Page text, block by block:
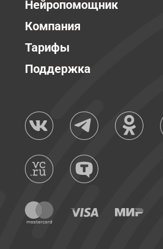
Нейропомощник
Компания
Тарифы
Поддержка